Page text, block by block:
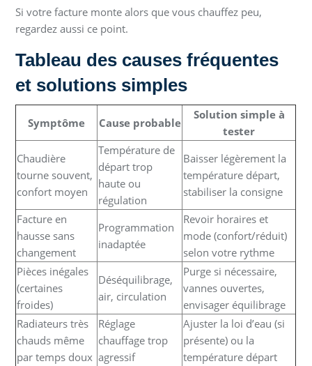
Si votre facture monte alors que vous chauffez peu,
regardez aussi ce point.
Tableau des causes fréquentes
et solutions simples
Symptôme Cause probable
Solution simple à
tester
Chaudière
tourne souvent,
confort moyen
Température de
départ trop
haute ou
régulation
Baisser légèrement la
température départ,
stabiliser la consigne
Facture en
hausse sans
changement
Programmation
inadaptée
Revoir horaires et
mode (confort/réduit)
selon votre rythme
Pièces inégales
(certaines
froides)
Déséquilibrage,
air, circulation
Purge si nécessaire,
vannes ouvertes,
envisager équilibrage
Radiateurs très
chauds même
par temps doux
Réglage
chauffage trop
agressif
Ajuster la loi d’eau (si
présente) ou la
température départ